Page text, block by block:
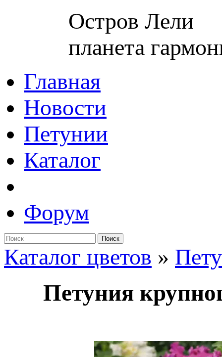
Остров Лели
планета
Главная
Новости
Петунии
Каталог
Форум
Поиск
Каталог цветов »
Петуния